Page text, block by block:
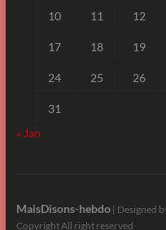
10 11 12
17 18 19
24 25 26
31
« Jan
MaisDisons-hebdo| Designed
Copyright All right reserved